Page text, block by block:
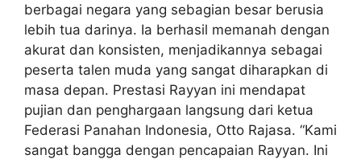
berbagai negara yang sebagian besar berusia
lebih tua darinya. Ia berhasil memanah dengan
akurat dan konsisten, menjadikannya sebagai
peserta talen muda yang sangat diharapkan di
masa depan. Prestasi Rayyan ini mendapat
pujian dan penghargaan langsung dari ketua
Federasi Panahan Indonesia, Otto Rajasa. “Kami
sangat bangga dengan pencapaian Rayyan. Ini